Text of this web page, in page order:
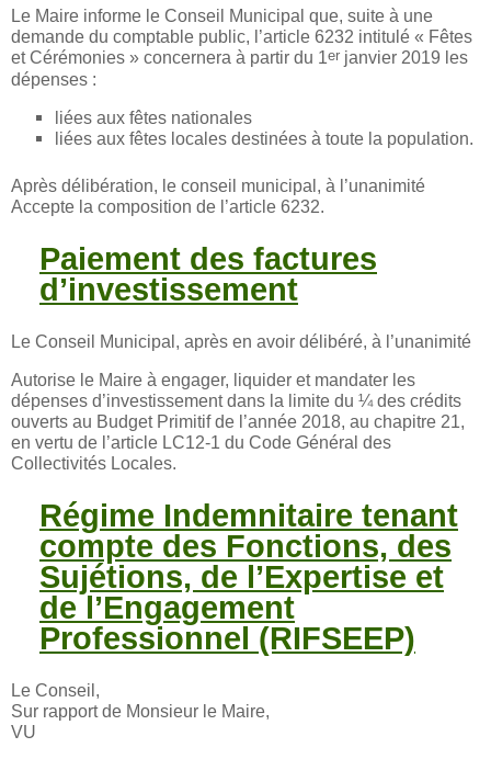
Le Maire informe le Conseil Municipal que, suite à une
demande du comptable public, l’article 6232 intitulé « Fêtes
et Cérémonies » concernera à partir du 1er janvier 2019 les
dépenses :
liées aux fêtes nationales
liées aux fêtes locales destinées à toute la population.
Après délibération, le conseil municipal, à l’unanimité
Accepte la composition de l’article 6232.
Paiement des factures
d’investissement
Le Conseil Municipal, après en avoir délibéré, à l’unanimité
Autorise le Maire à engager, liquider et mandater les
dépenses d’investissement dans la limite du ¼ des crédits
ouverts au Budget Primitif de l’année 2018, au chapitre 21,
en vertu de l’article LC12-1 du Code Général des
Collectivités Locales.
Régime Indemnitaire tenant
compte des Fonctions, des
Sujétions, de l’Expertise et
de l’Engagement
Professionnel (RIFSEEP)
Le Conseil,
Sur rapport de Monsieur le Maire,
VU